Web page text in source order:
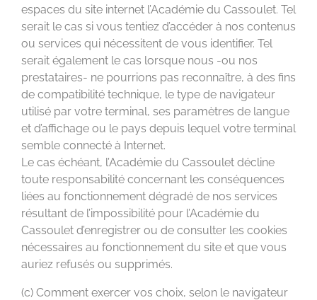
espaces du site internet l’Académie du Cassoulet. Tel
serait le cas si vous tentiez d’accéder à nos contenus
ou services qui nécessitent de vous identifier. Tel
serait également le cas lorsque nous -ou nos
prestataires- ne pourrions pas reconnaître, à des fins
de compatibilité technique, le type de navigateur
utilisé par votre terminal, ses paramètres de langue
et d’affichage ou le pays depuis lequel votre terminal
semble connecté à Internet.
Le cas échéant, l’Académie du Cassoulet décline
toute responsabilité concernant les conséquences
liées au fonctionnement dégradé de nos services
résultant de l’impossibilité pour l’Académie du
Cassoulet d’enregistrer ou de consulter les cookies
nécessaires au fonctionnement du site et que vous
auriez refusés ou supprimés.
(c) Comment exercer vos choix, selon le navigateur